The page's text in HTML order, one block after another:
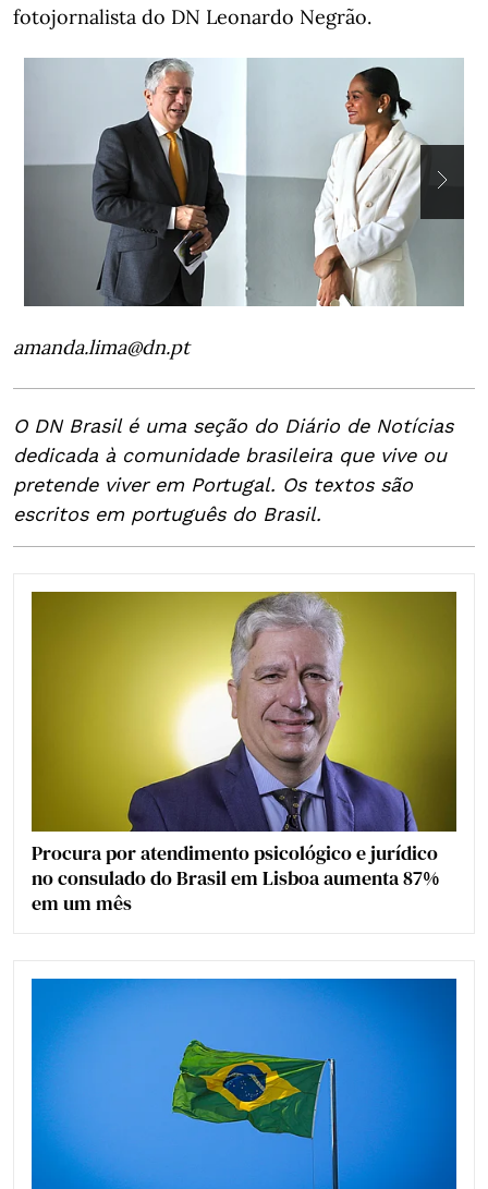
fotojornalista do DN Leonardo Negrão.
amanda.lima@dn.pt
O DN Brasil é uma seção do Diário de Notícias
dedicada à comunidade brasileira que vive ou
pretende viver em Portugal. Os textos são
escritos em português do Brasil.
Procura por atendimento psicológico e jurídico
no consulado do Brasil em Lisboa aumenta 87%
em um mês